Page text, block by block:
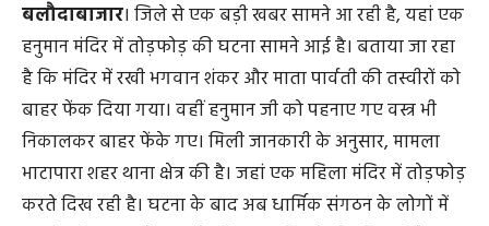
बलौदाबाजार। जिले से एक बड़ी खबर सामने आ रही है, यहां एक
हनुमान मंदिर में तोड़फोड़ की घटना सामने आई है। बताया जा रहा
है कि मंदिर में रखी भगवान शंकर और माता पार्वती की तस्वीरों को
बाहर फेंक दिया गया। वहीं हनुमान जी को पहनाए गए वस्त्र भी
निकालकर बाहर फेंके गए। मिली जानकारी के अनुसार, मामला
भाटापारा शहर थाना क्षेत्र की है। जहां एक महिला मंदिर में तोड़फोड़
करते दिख रही है। घटना के बाद अब धार्मिक संगठन के लोगों में